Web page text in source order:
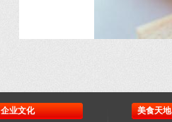
企业文化 美食天地